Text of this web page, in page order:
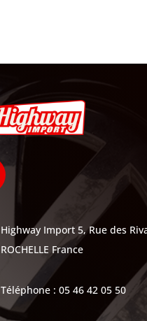
Highway Import 5, Rue des
ROCHELLE France
Téléphone : 05 46 42 05 50